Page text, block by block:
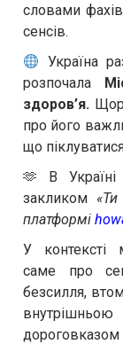
словами
сенсів.
Україна
розпочала
здоров’я.
про його
що
🫶 В Україні
закликом
платформі
У контексті
саме про
безсилля,